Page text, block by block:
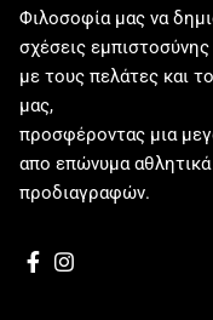
Φιλοσοφία μας να
σχέσεις
με τους πελάτες και
μας,
προσφέροντας μια
απο επώνυμα
προδιαγραφών.